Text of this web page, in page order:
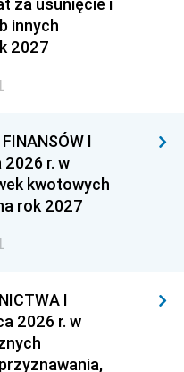
innych
2027
I
2026 r. w
kwotowych
rok 2027
I
2026 r. w